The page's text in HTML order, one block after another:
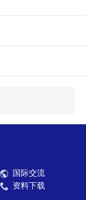
国际交流
资料下载